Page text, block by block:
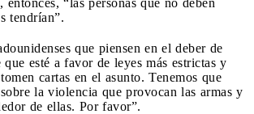
tendrían”.
que piensen en el deber de
esté a favor de leyes más estrictas y
cartas en el asunto. Tenemos que
la violencia que provocan las armas y
de ellas. Por favor”.